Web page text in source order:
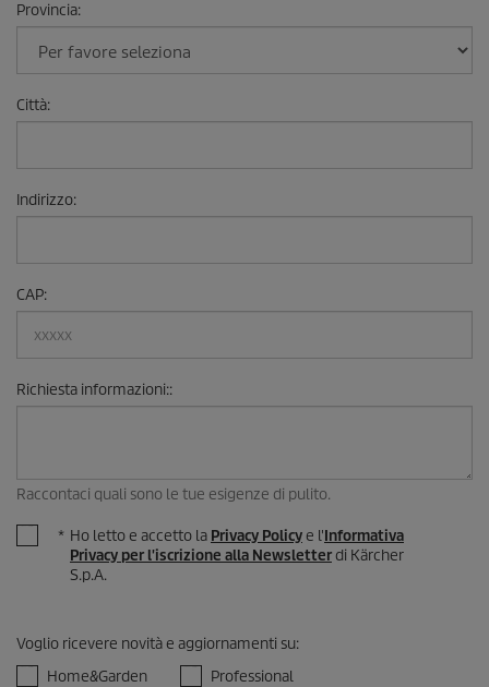
Provincia:
Città:
Indirizzo:
CAP:
Richiesta informazioni::
Raccontaci quali sono le tue esigenze di pulito.
* Ho letto e accetto la Privacy Policye l'Informativa
Privacy per l'iscrizione alla Newsletterdi Kärcher
S.p.A.
Voglio ricevere novità e aggiornamenti su:
Home&Garden
Professional